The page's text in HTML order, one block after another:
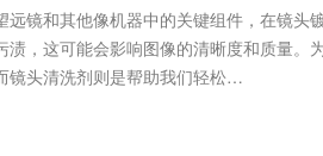
远镜和其他像机器中的关键组件，在镜头
渍，这可能会影响图像的清晰度和质量。
镜头清洗剂则是帮助我们轻松…